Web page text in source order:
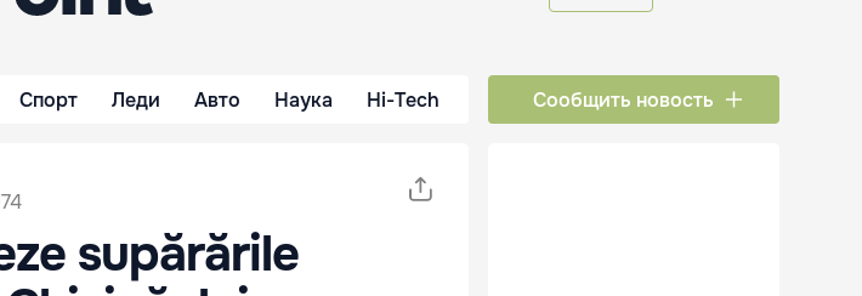
Спорт Леди Авто Наука Hi-Tech Сообщить новость
supărările